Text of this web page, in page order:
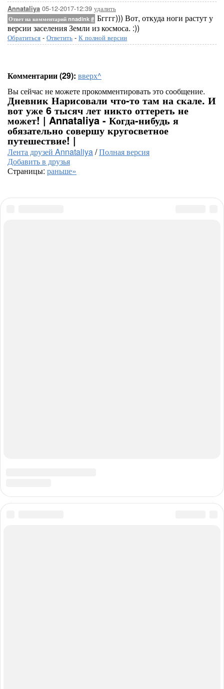
Annataliya 05-12-2017-12:39 удалить
Ответ на комментарий nnadink # Бгггг))) Вот, откуда ноги растут у
версии заселения Земли из космоса. :))
Обратиться - Ответить - К полной версии
Комментарии (29): вверх^
Вы сейчас не можете прокомментировать это сообщение.
Дневник Нарисовали что-то там на скале. И
вот уже 6 тысяч лет никто оттереть не
может! | Annataliya - Когда-нибудь я
обязательно совершу кругосветное
путешествие! |
Лента друзей Annataliya/Полная версия
Добавить в друзья
Страницы: раньше»